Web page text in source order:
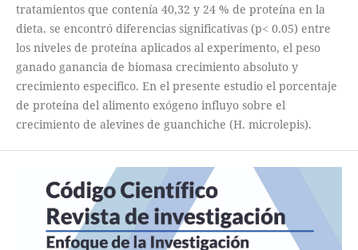
tratamientos que contenía 40,32 y 24 % de proteína en la
dieta. se encontró diferencias significativas (p< 0.05) entre
los niveles de proteína aplicados al experimento, el peso
ganado ganancia de biomasa crecimiento absoluto y
crecimiento especifico. En el presente estudio el porcentaje
de proteína del alimento exógeno influyo sobre el
crecimiento de alevines de guanchiche (H. microlepis).